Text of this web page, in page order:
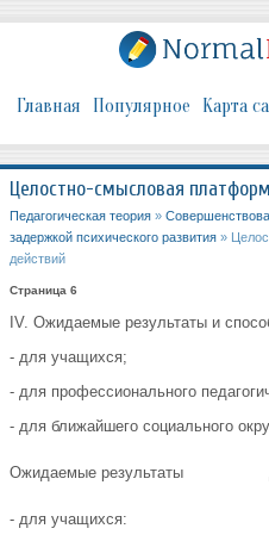
Главная Популярное Карта
Целостно-смысловая
Педагогическая теория »
задержкой психического развития »
действий
Страница 6
IV. Ожидаемые результаты и
- для учащихся;
- для профессионального
- для ближайшего социального
Ожидаемые результаты
- для учащихся: